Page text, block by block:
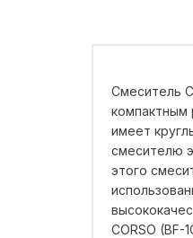
Смеситель
компактным
имеет
смесителю
этого
CORSO